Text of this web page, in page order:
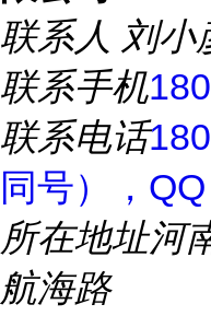
联系人 刘小
联系手机
联系电话
同号），
所在地址河
航海路